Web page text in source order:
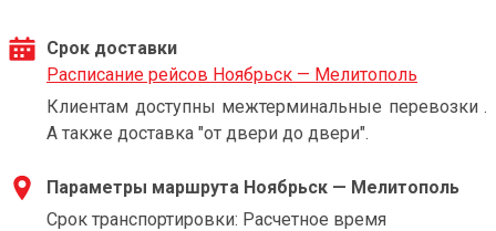
Срок доставки
Расписание рейсов Ноябрьск — Мелитополь
Клиентам доступны межтерминальные перевозки .
А также доставка "от двери до двери".
Параметры маршрута Ноябрьск — Мелитополь
Срок транспортировки: Расчетное время